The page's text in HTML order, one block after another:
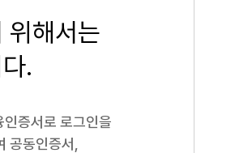
위해서는
.
증서로 로그인을
공동인증서,